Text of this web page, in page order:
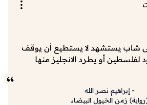
شاب يستشهد لا يستطيع أن يوقف
لفلسطين أو يطرد الانجليز منها
-إبراهيم نصر الله
رواية) زمن الخيول البيضاء